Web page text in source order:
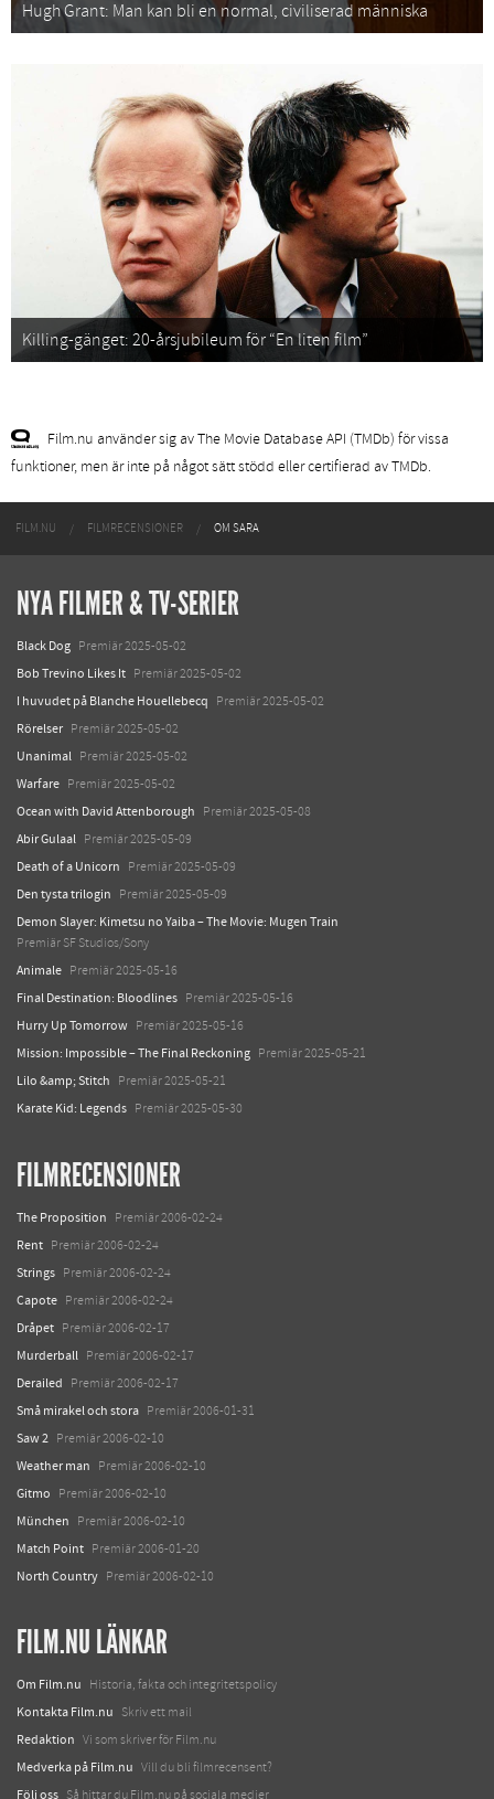
Hugh Grant: Man kan bli en normal, civiliserad människa
Killing-gänget: 20-årsjubileum för “En liten film”
Film.nu använder sig av The Movie Database API (TMDb) för vissa
funktioner, men är inte på något sätt stödd eller certifierad av TMDb.
FILM.NU FILMRECENSIONER OM SARA
NYA FILMER & TV-SERIER
Black Dog Premiär 2025-05-02
Bob Trevino Likes It Premiär 2025-05-02
I huvudet på Blanche Houellebecq Premiär 2025-05-02
Rörelser Premiär 2025-05-02
Unanimal Premiär 2025-05-02
Warfare Premiär 2025-05-02
Ocean with David Attenborough Premiär 2025-05-08
Abir Gulaal Premiär 2025-05-09
Death of a Unicorn Premiär 2025-05-09
Den tysta trilogin Premiär 2025-05-09
Demon Slayer: Kimetsu no Yaiba – The Movie: Mugen Train
Premiär SF Studios/Sony
Animale Premiär 2025-05-16
Final Destination: Bloodlines Premiär 2025-05-16
Hurry Up Tomorrow Premiär 2025-05-16
Mission: Impossible – The Final Reckoning Premiär 2025-05-21
Lilo &amp; Stitch Premiär 2025-05-21
Karate Kid: Legends Premiär 2025-05-30
FILMRECENSIONER
The Proposition Premiär 2006-02-24
Rent Premiär 2006-02-24
Strings Premiär 2006-02-24
Capote Premiär 2006-02-24
Dråpet Premiär 2006-02-17
Murderball Premiär 2006-02-17
Derailed Premiär 2006-02-17
Små mirakel och stora Premiär 2006-01-31
Saw 2 Premiär 2006-02-10
Weather man Premiär 2006-02-10
Gitmo Premiär 2006-02-10
München Premiär 2006-02-10
Match Point Premiär 2006-01-20
North Country Premiär 2006-02-10
FILM.NU LÄNKAR
Om Film.nu Historia, fakta och integritetspolicy
Kontakta Film.nu Skriv ett mail
Redaktion Vi som skriver för Film.nu
Medverka på Film.nu Vill du bli filmrecensent?
Följ oss Så hittar du Film.nu på sociala medier